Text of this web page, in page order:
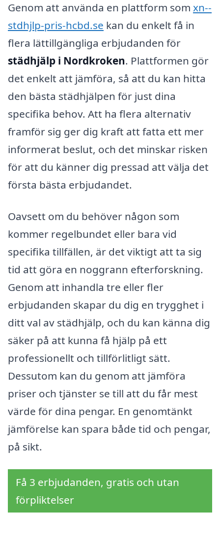
Genom att använda en plattform som xn--
stdhjlp-pris-hcbd.se kan du enkelt få in
flera lättillgängliga erbjudanden för
städhjälp i Nordkroken. Plattformen gör
det enkelt att jämföra, så att du kan hitta
den bästa städhjälpen för just dina
specifika behov. Att ha flera alternativ
framför sig ger dig kraft att fatta ett mer
informerat beslut, och det minskar risken
för att du känner dig pressad att välja det
första bästa erbjudandet.
Oavsett om du behöver någon som
kommer regelbundet eller bara vid
specifika tillfällen, är det viktigt att ta sig
tid att göra en noggrann efterforskning.
Genom att inhandla tre eller fler
erbjudanden skapar du dig en trygghet i
ditt val av städhjälp, och du kan känna dig
säker på att kunna få hjälp på ett
professionellt och tillförlitligt sätt.
Dessutom kan du genom att jämföra
priser och tjänster se till att du får mest
värde för dina pengar. En genomtänkt
jämförelse kan spara både tid och pengar,
på sikt.
Få 3 erbjudanden, gratis och utan
förpliktelser